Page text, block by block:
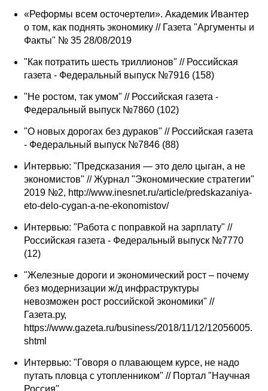
«Реформы всем осточертели». Академик Ивантер
о том, как поднять экономику // Газета "Аргументы и
Факты" № 35 28/08/2019
"Как потратить шесть триллионов" // Российская
газета - Федеральный выпуск №7916 (158)
"Не ростом, так умом" // Российская газета -
Федеральный выпуск №7860 (102)
"О новых дорогах без дураков" // Российская газета
- Федеральный выпуск №7846 (88)
Интервью: "Предсказания — это дело цыган, а не
экономистов" // Журнал "Экономические стратегии"
2019 №2, http://www.inesnet.ru/article/predskazaniya-
eto-delo-cygan-a-ne-ekonomistov/
Интервью: "Работа с поправкой на зарплату" //
Российская газета - Федеральный выпуск №7770
(12)
"Железные дороги и экономический рост – почему
без модернизации ж/д инфраструктуры
невозможен рост российской экономики" //
Газета.ру,
https://www.gazeta.ru/business/2018/11/12/12056005.
shtml
Интервью: "Говоря о плавающем курсе, не надо
путать пловца с утопленником" // Портал "Научная